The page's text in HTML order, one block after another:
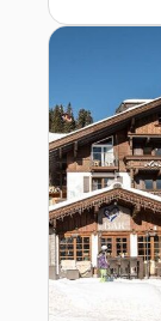
Action,
Zur